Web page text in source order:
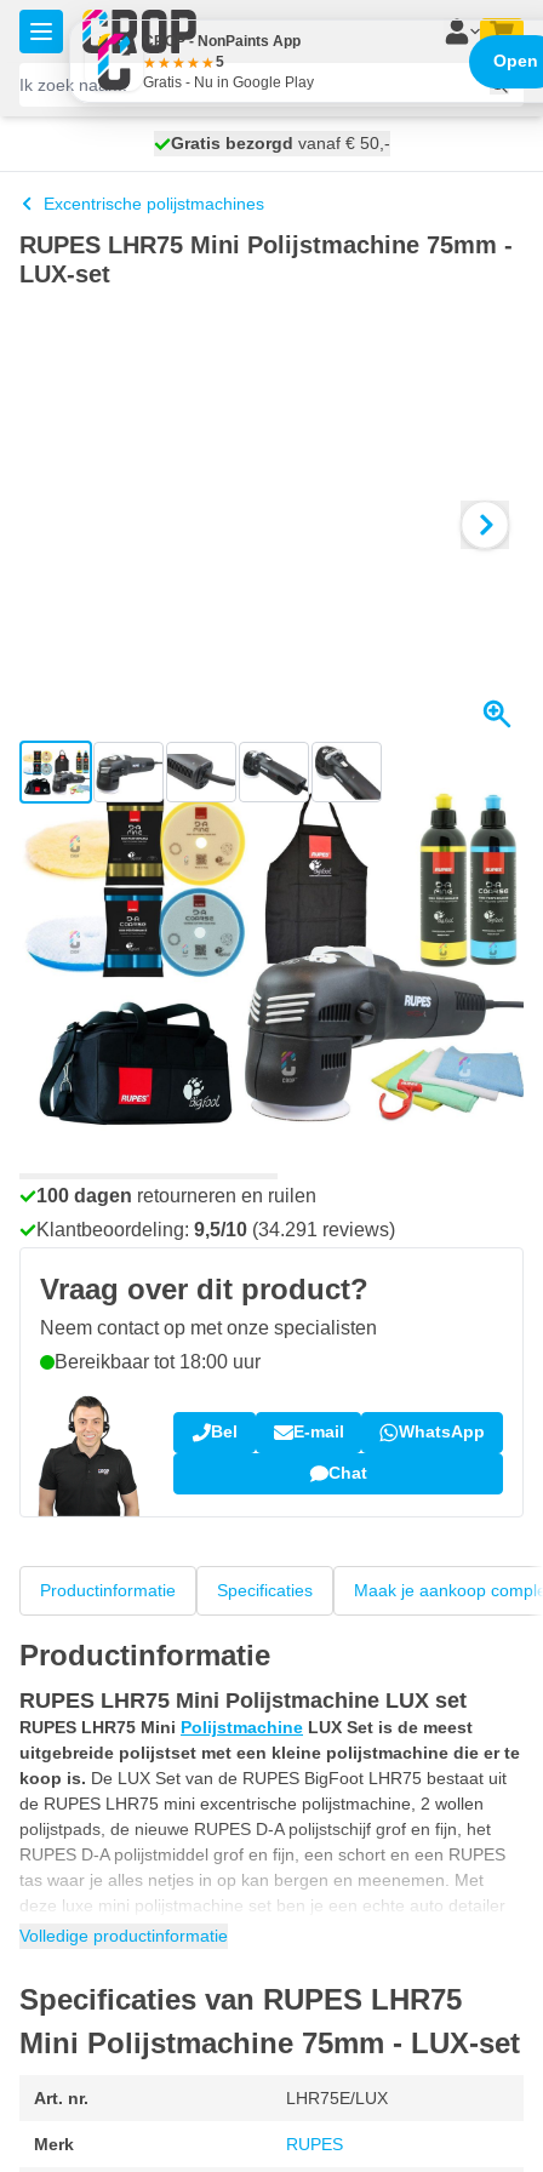
Ga naar de inhoud
morgen bezorgd
Gratis bezorgd vanaf € 50,-
100 dagen
Excentrische polijstmachines
RUPES LHR75 Mini Polijstmachine 75mm -
LUX-set
View larger imageView larger imageView larger imageView larger imageView larger image
Op voorraad
Uitvoering
RUPES LHR75 Mini Polijstmachine 75mm - LUX-set
€ 482,45
incl. BTW
Aantal
In mijn winkelwagen
Voor 23:59 uur besteld,
morgen bezorgd
100 dagen retourneren en ruilen
Klantbeoordeling: 9,5/10 (34.291 reviews)
Vraag over dit product?
Neem contact op met onze specialisten
Bereikbaar tot 18:00 uur
Bel E-mail WhatsApp
Chat
Productinformatie Specificaties Maak je aankoop
Productinformatie
RUPES LHR75 Mini Polijstmachine LUX set
RUPES LHR75 Mini Polijstmachine LUX Set is de meest
uitgebreide polijstset met een kleine polijstmachine die er te
koop is. De LUX Set van de RUPES BigFoot LHR75 bestaat uit
de RUPES LHR75 mini excentrische polijstmachine, 2 wollen
polijstpads, de nieuwe RUPES D-A polijstschijf grof en fijn, het
RUPES D-A polijstmiddel grof en fijn, een schort en een RUPES
tas waar je alles netjes in op kan bergen en meenemen. Met
deze luxe mini polijstmachine set ben je een echte auto detailer
en heb je alles in huis om professioneel kleine plekken te
Voordelen polijsten met kleine polijstmachine
Het polijsten met een kleine polijstmachine heeft vele voordelen.
Door het compacte formaat en een kleine steunpad is de mini
moeilijk bereikbare plekken. Deze mini excentrische
spoilers, velgen, spiegelkappen en dorpels op de auto.
Volledige productinformatie
Specificaties van RUPES LHR75
Mini Polijstmachine 75mm - LUX-set
Art. nr. LHR75E/LUX
Merk RUPES
CROP - NonPaints App
5
Gratis - Nu in Google Play
Open